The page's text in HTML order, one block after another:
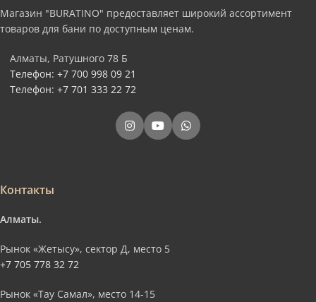
Магазин "BURATINO" предоставляет широкий ассортимент
товаров для бани по доступным ценам.
Алматы, Ратушного 78 Б
Телефон: +7 700 998 09 21
Телефон: +7 701 333 22 72
Контакты
Алматы.
Рынок «Жетысу», сектор Д, место 5
+7 705 778 32 72
Рынок «Тау Самал», место 14-15